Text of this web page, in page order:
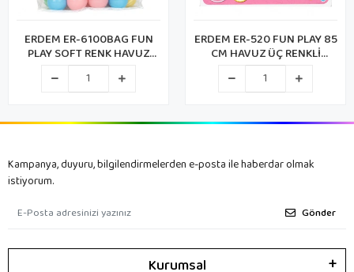
ERDEM ER-6100BAG FUN
PLAY SOFT RENK HAVUZ
TOPLARI PVC ÇANTALI
ERDEM ER-520 FUN PLAY 85
CM HAVUZ ÜÇ RENKLİ
İÇİNDE 100 ADET 6CM
TOPLU
Kampanya, duyuru, bilgilendirmelerden e-posta ile haberdar olmak
istiyorum.
Gönder
Kurumsal